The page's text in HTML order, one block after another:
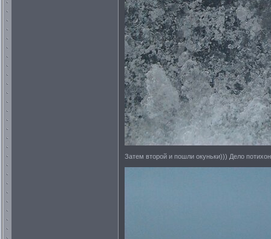
Затем второй и пошли окуньки))) Дело